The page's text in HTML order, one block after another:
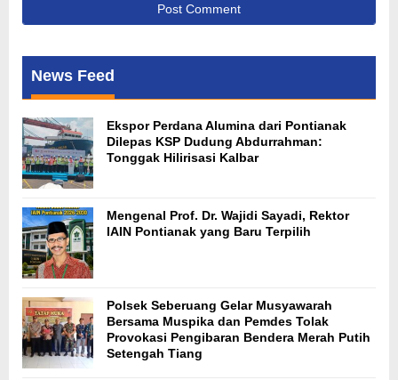
News Feed
Ekspor Perdana Alumina dari Pontianak
Dilepas KSP Dudung Abdurrahman:
Tonggak Hilirisasi Kalbar
Mengenal Prof. Dr. Wajidi Sayadi, Rektor
IAIN Pontianak yang Baru Terpilih
Polsek Seberuang Gelar Musyawarah
Bersama Muspika dan Pemdes Tolak
Provokasi Pengibaran Bendera Merah Putih
Setengah Tiang